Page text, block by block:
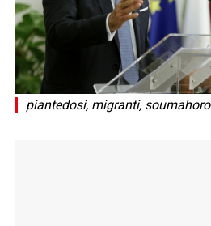
piantedosi, migranti, soumahoro